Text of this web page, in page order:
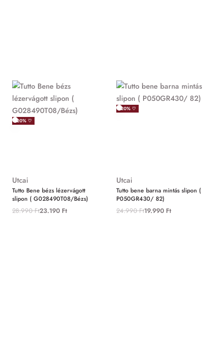
-20% ♡
Utcai
Tutto Bene bézs lézervágott
slipon ( G028490T08/Bézs)
28.990Ft23.190 Ft
-20% ♡
Utcai
Tutto bene barna mintás slipon (
P050GR430/ 82)
24.990Ft19.990 Ft